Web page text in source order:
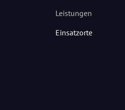
Leistungen
Einsatzorte